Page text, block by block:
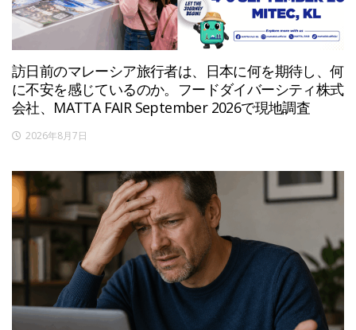
訪日前のマレーシア旅行者は、日本に何を期待し、何
に不安を感じているのか。フードダイバーシティ株式
会社、MATTA FAIR September 2026で現地調査
2026年8月7日